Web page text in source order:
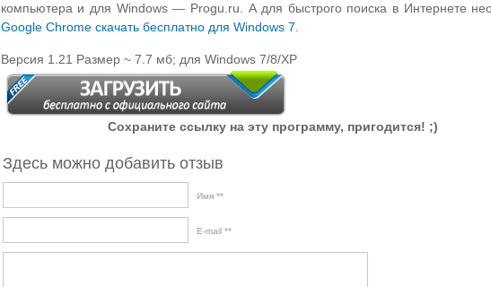
компьютера и для Windows — Progu.ru. А для быстрого поиска в Интернете
Google Chrome скачать бесплатно для Windows 7
Версия 1.21 Размер ~ 7.7 мб; для Windows 7/8/XP
Сохраните ссылку на эту программу, пригодится! ;)
Здесь можно добавить отзыв
Имя *
E-mail *